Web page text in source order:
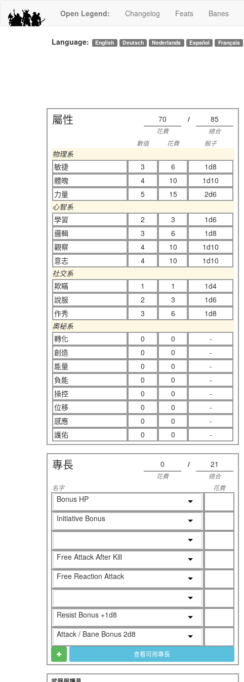
Open Legend: Changelog Feats Banes
Language: English Deutsch Nederlands Español Français
屬性 70 / 85
花費
總合
數值
花費 骰子
物理系
敏捷
3 6
1d8
體魄
4 10
1d10
力量
5 15
2d6
心智系
學習
2 3
1d6
邏輯
3 6
1d8
觀察
4 10
1d10
意志
4 10
1d10
社交系
欺瞞
1 1
1d4
說服
2 3
1d6
作秀
3 6
1d8
奧秘系
轉化
0 0
-
創造
0 0
-
能量
0 0
-
負能
0 0
-
操控
0 0
-
位移
0 0
-
感應
0 0
-
護佑
0 0 -
專長 0 / 21
花費
總合
名字
花費
Bonus HP
Initiative Bonus
Free Attack After Kill
Free Reaction Attack
Resist Bonus +1d8
Attack / Bane Bonus 2d8
查看可用專長